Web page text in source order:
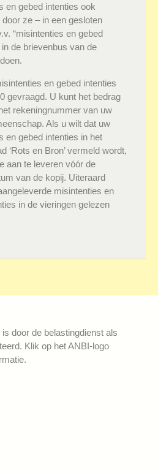
en gebed intenties ook
ze – in een gesloten
“misintenties en gebed
in de brievenbus van de
en gebed intenties
gevraagd. U kunt het bedrag
rekeningnummer van uw
Als u wilt dat uw
en gebed intenties in het
‘Rots en Bron’ vermeld wordt,
aan te leveren vóór de
van de kopij. Uiteraard
misintenties en
in de vieringen gelezen
door de belastingdienst als
Klik op het ANBI-logo